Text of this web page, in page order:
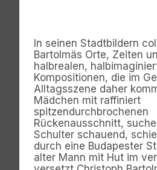
In seinen Stadtbildern
Bartolmäs Orte, Zeiten
halbrealen,
Kompositionen, die im
Alltagsszene daher
Mädchen mit raffiniert
spitzendurchbrochenen
Rückenausschnitt,
Schulter schauend,
durch eine Budapester
alter Mann mit Hut im